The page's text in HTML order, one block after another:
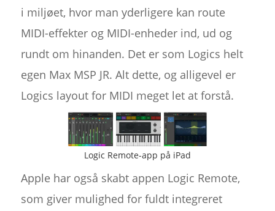
i miljøet, hvor man yderligere kan route
MIDI-effekter og MIDI-enheder ind, ud og
rundt om hinanden. Det er som Logics helt
egen Max MSP JR. Alt dette, og alligevel er
Logics layout for MIDI meget let at forstå.
Logic Remote-app på iPad
Apple har også skabt appen Logic Remote,
som giver mulighed for fuldt integreret